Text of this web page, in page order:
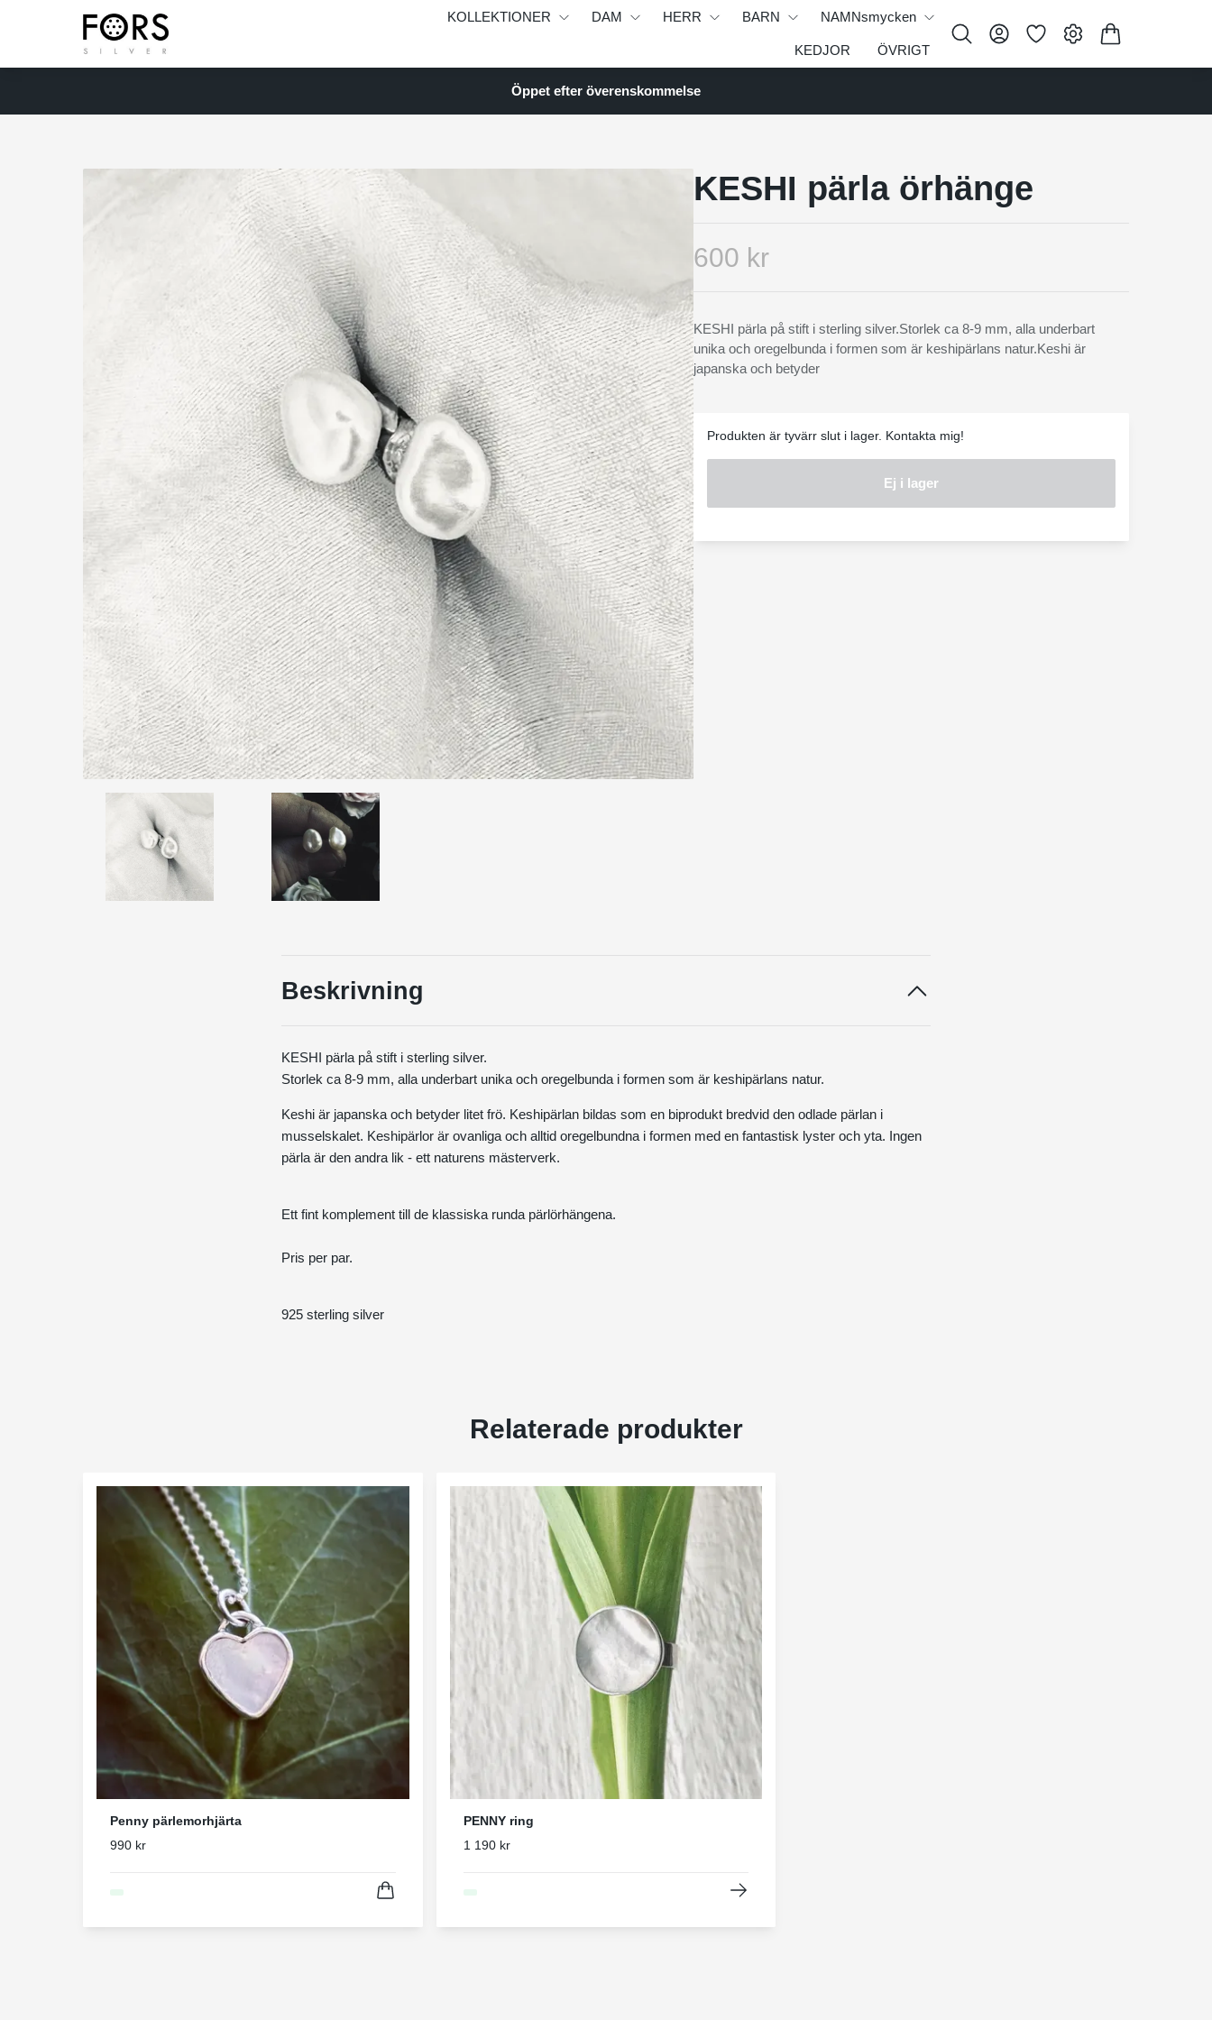
KOLLEKTIONER DAM HERR BARN NAMNsmycken
KEDJOR ÖVRIGT
Öppet efter överenskommelse
KESHI pärla örhänge
600 kr
KESHI pärla på stift i sterling silver.Storlek ca 8-9 mm, alla underbart
unika och oregelbunda i formen som är keshipärlans natur.Keshi är
japanska och betyder
Produkten är tyvärr slut i lager. Kontakta mig!
Ej i lager
Beskrivning
KESHI pärla på stift i sterling silver.
Storlek ca 8-9 mm, alla underbart unika och oregelbunda i formen som är keshipärlans natur.
Keshi är japanska och betyder litet frö. Keshipärlan bildas som en biprodukt bredvid den odlade pärlan i
musselskalet. Keshipärlor är ovanliga och alltid oregelbundna i formen med en fantastisk lyster och yta. Ingen
pärla är den andra lik - ett naturens mästerverk.
Ett fint komplement till de klassiska runda pärlörhängena.
Pris per par.
925 sterling silver
Relaterade produkter
Penny pärlemorhjärta
990 kr
PENNY ring
1 190 kr